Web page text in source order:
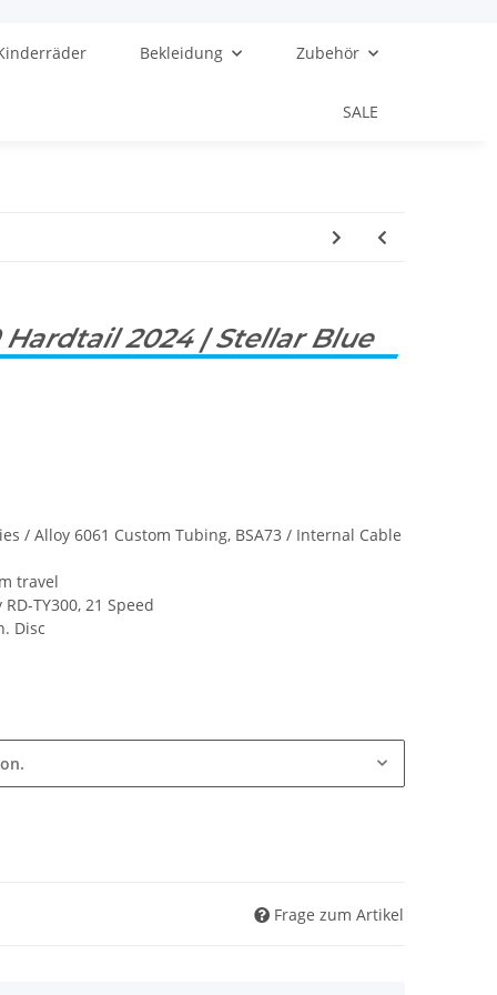
Bekleidung Zubehör
SALE
2024 | Stellar Blue
/ Alloy 6061 Custom Tubing, BSA73 / Internal Cable
travel
TY300, 21 Speed
Disc
Frage zum Artikel